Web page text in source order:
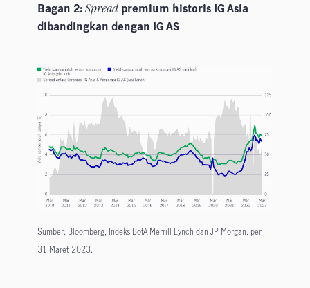
Bagan 2:Spreadpremium historis IG Asia
dibandingkan dengan IG AS
Sumber: Bloomberg, Indeks BofA Merrill Lynch dan JP Morgan. per
31 Maret 2023.